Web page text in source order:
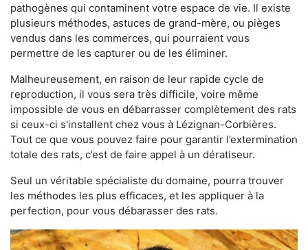
pathogènes qui contaminent votre espace de vie. Il existe
plusieurs méthodes, astuces de grand-mère, ou pièges
vendus dans les commerces, qui pourraient vous
permettre de les capturer ou de les éliminer.
Malheureusement, en raison de leur rapide cycle de
reproduction, il vous sera très difficile, voire même
impossible de vous en débarrasser complètement des rats
si ceux-ci s'installent chez vous à Lézignan-Corbières.
Tout ce que vous pouvez faire pour garantir l’extermination
totale des rats, c’est de faire appel à un dératiseur.
Seul un véritable spécialiste du domaine, pourra trouver
les méthodes les plus efficaces, et les appliquer à la
perfection, pour vous débarasser des rats.